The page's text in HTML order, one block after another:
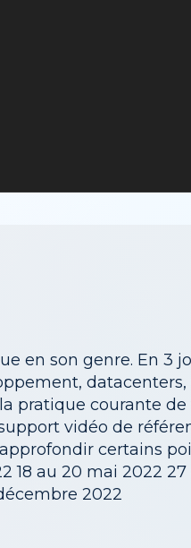
en son genre. En 3
datacenters,
pratique courante
vidéo de
certains
18 au 20 mai 2022
2022